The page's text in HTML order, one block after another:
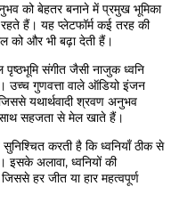
को बेहतर बनाने में प्रमुख भूमिका
हैं। यह प्लेटफॉर्म कई तरह की
को और भी बढ़ा देती हैं।
संगीत जैसी नाजुक ध्वनि
उच्च गुणवत्ता वाले ऑडियो इंजन
यथार्थवादी श्रवण अनुभव
साथ सहजता से मेल खाते हैं।
करती है कि ध्वनियाँ ठीक से
इसके अलावा, ध्वनियों की
हर जीत या हार महत्वपूर्ण